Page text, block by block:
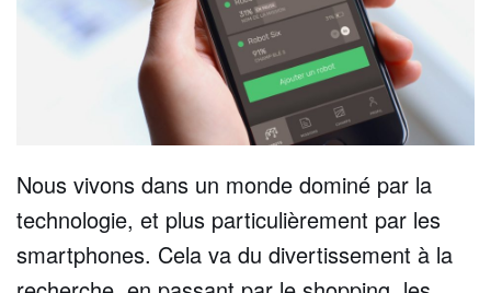
Nous vivons dans un monde dominé par la
technologie, et plus particulièrement par les
smartphones. Cela va du divertissement à la